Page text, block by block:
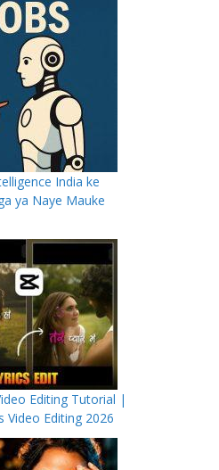
India ke
ya Naye Mauke
Editing Tutorial |
Video Editing 2026